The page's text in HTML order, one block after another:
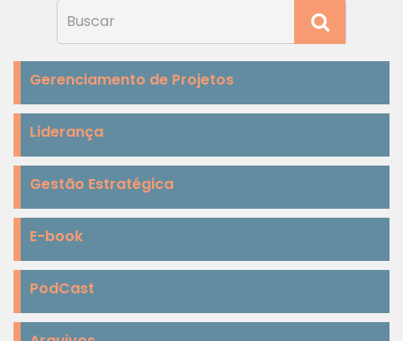
Gerenciamento de Projetos
Liderança
Gestão Estratégica
E-book
PodCast